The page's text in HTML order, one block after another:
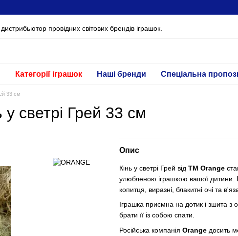
провідних світових брендів іграшок.
Категорії іграшок Наші бренди Спеціальна
33 см
светрі Грей 33 см
Опис
Кінь у светрі Грей від ТМ Orange
улюбленою іграшкою вашої дитини.
копитця, виразні, блакитні очі та
Іграшка приємна на дотик і зшита з
брати її із собою спати.
Російська компанія Orange досить